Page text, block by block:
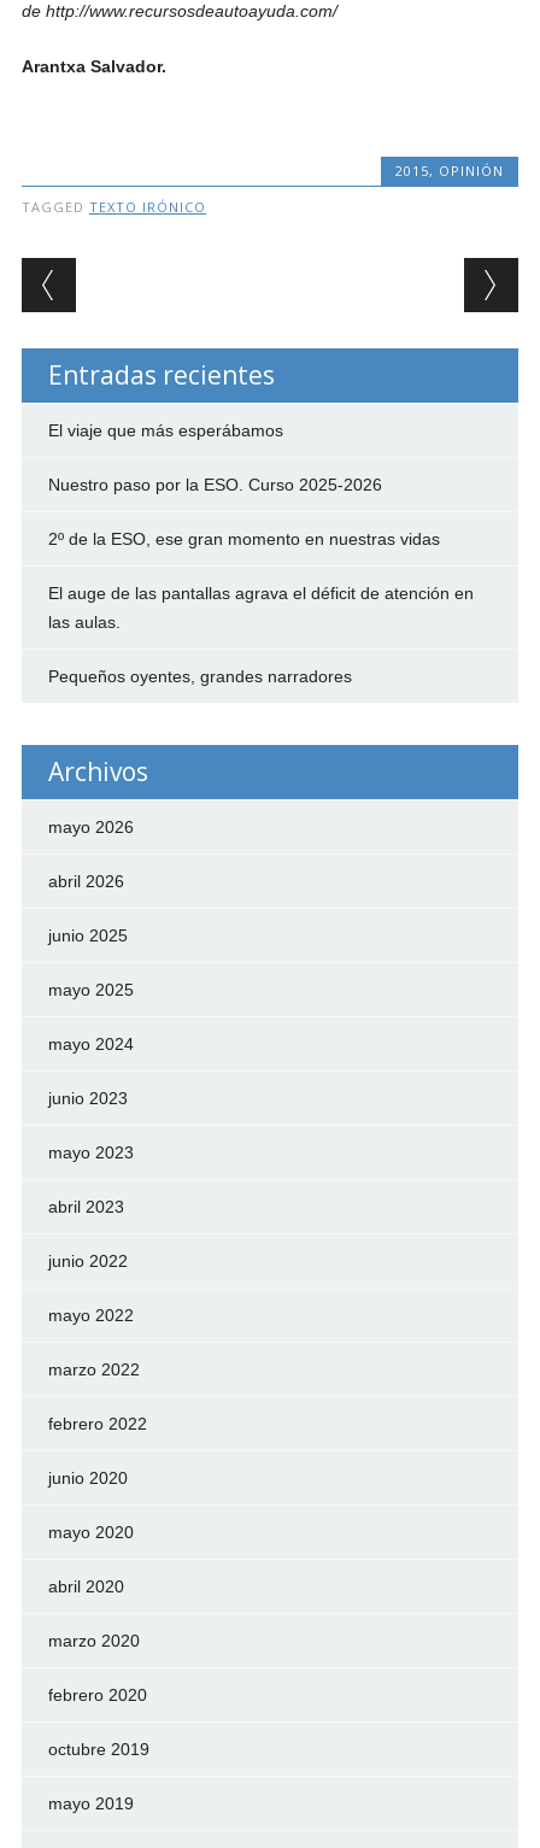
de http://www.recursosdeautoayuda.com/
Arantxa Salvador.
2015, OPINIÓN
TAGGED TEXTO IRÓNICO
Post navigation
Entradas recientes
El viaje que más esperábamos
Nuestro paso por la ESO. Curso 2025-2026
2º de la ESO, ese gran momento en nuestras vidas
El auge de las pantallas agrava el déficit de atención en
las aulas.
Pequeños oyentes, grandes narradores
Archivos
mayo 2026
abril 2026
junio 2025
mayo 2025
mayo 2024
junio 2023
mayo 2023
abril 2023
junio 2022
mayo 2022
marzo 2022
febrero 2022
junio 2020
mayo 2020
abril 2020
marzo 2020
febrero 2020
octubre 2019
mayo 2019